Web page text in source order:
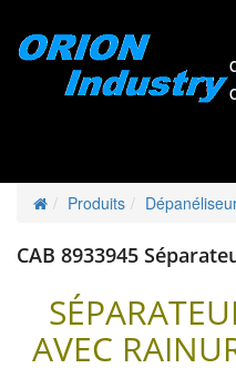
Produits
CAB 8933945
AVEC